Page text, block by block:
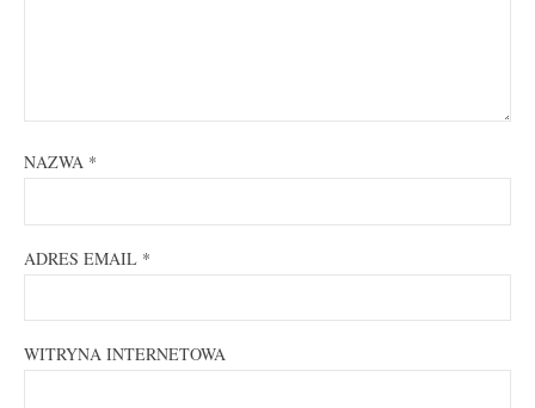
NAZWA *
ADRES EMAIL *
WITRYNA INTERNETOWA